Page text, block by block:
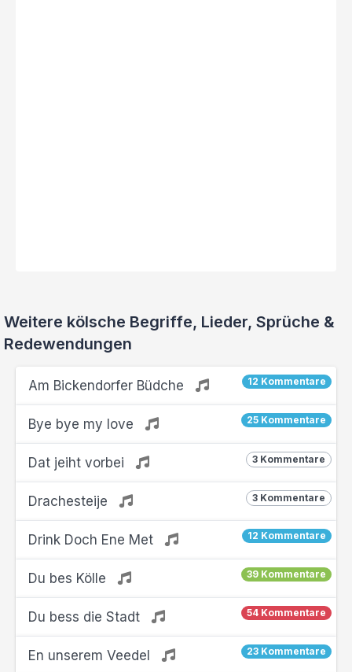
Weitere kölsche Begriffe, Lieder, Sprüche &
Redewendungen
12 Kommentare
Am Bickendorfer Büdche
25 Kommentare
Bye bye my love
3 Kommentare
Dat jeiht vorbei
3 Kommentare
Drachesteije
12 Kommentare
Drink Doch Ene Met
39 Kommentare
Du bes Kölle
54 Kommentare
Du bess die Stadt
23 Kommentare
En unserem Veedel